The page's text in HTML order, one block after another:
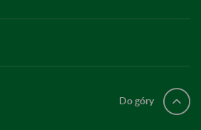
Do góry